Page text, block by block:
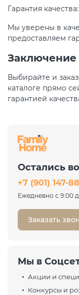
Гарантия качества:
Мы уверены в
предоставляем
Заключение
Выбирайте и
каталоге прямо
гарантией
Остались
+7 (901) 147-
Ежедневно с 9:00
Заказать
Мы в
Акции и
Конкурсы и